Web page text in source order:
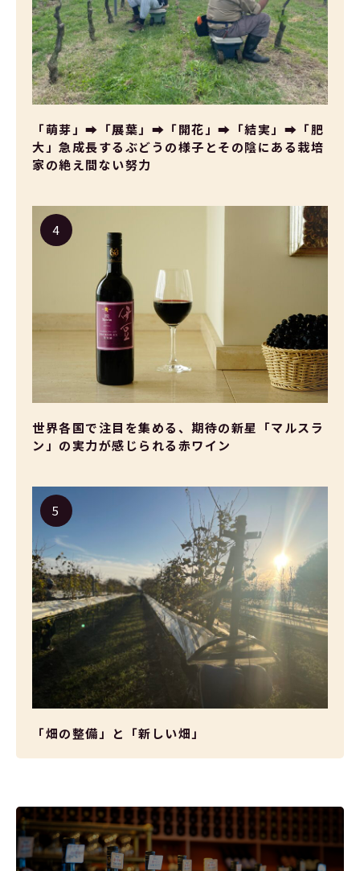
「萌芽」➡「展葉」➡「開花」➡「結実」➡「肥
大」急成長するぶどうの様子とその陰にある栽培
家の絶え間ない努力
世界各国で注目を集める、期待の新星「マルスラ
ン」の実力が感じられる赤ワイン
「畑の整備」と「新しい畑」